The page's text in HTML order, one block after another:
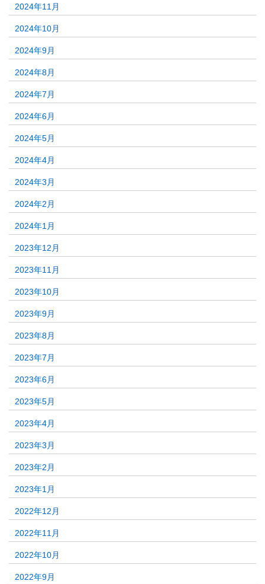
2024年11月
2024年10月
2024年9月
2024年8月
2024年7月
2024年6月
2024年5月
2024年4月
2024年3月
2024年2月
2024年1月
2023年12月
2023年11月
2023年10月
2023年9月
2023年8月
2023年7月
2023年6月
2023年5月
2023年4月
2023年3月
2023年2月
2023年1月
2022年12月
2022年11月
2022年10月
2022年9月